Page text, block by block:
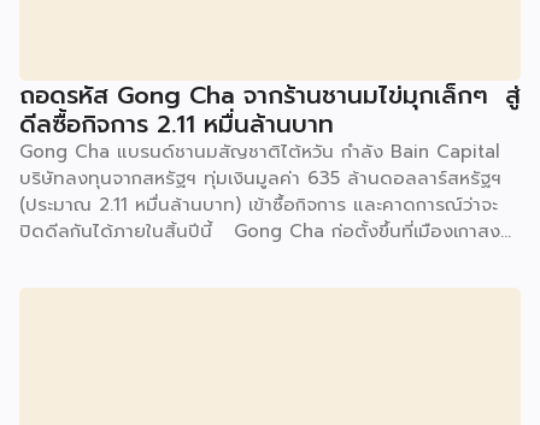
ถอดรหัส Gong Cha จากร้านชานมไข่มุกเล็กๆ สู่
ดีลซื้อกิจการ 2.11 หมื่นล้านบาท
Gong Cha แบรนด์ชานมสัญชาติไต้หวัน กำลัง Bain Capital
บริษัทลงทุนจากสหรัฐฯ ทุ่มเงินมูลค่า 635 ล้านดอลลาร์สหรัฐฯ
(ประมาณ 2.11 หมื่นล้านบาท) เข้าซื้อกิจการ และคาดการณ์ว่าจะ
ปิดดีลกันได้ภายในสิ้นปีนี้ Gong Cha ก่อตั้งขึ้นที่เมืองเกาสง
จะเข้ามาขยายธุรกิจให้เติบโตในระดับโลก จุดเปลี่ยนสำคัญเกิดขึ้น